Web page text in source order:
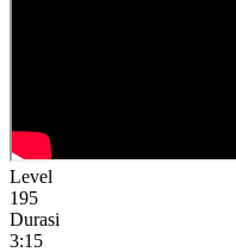
Level
195
Durasi
3:15